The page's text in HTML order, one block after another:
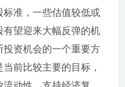
准，一些估值较低或
望迎来大幅反弹的机
资机会的一个重要方
前比较主要的目标，